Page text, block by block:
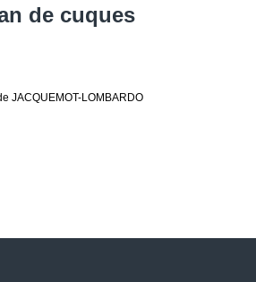
de cuques
JACQUEMOT-LOMBARDO